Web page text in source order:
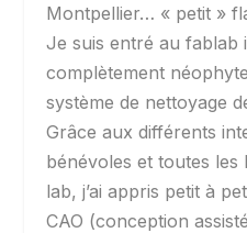
Montpellier… « petit »
Je suis entré au fablab
complètement
système de nettoyage
Grâce aux différents
bénévoles et toutes
lab, j’ai appris petit à
CAO (conception